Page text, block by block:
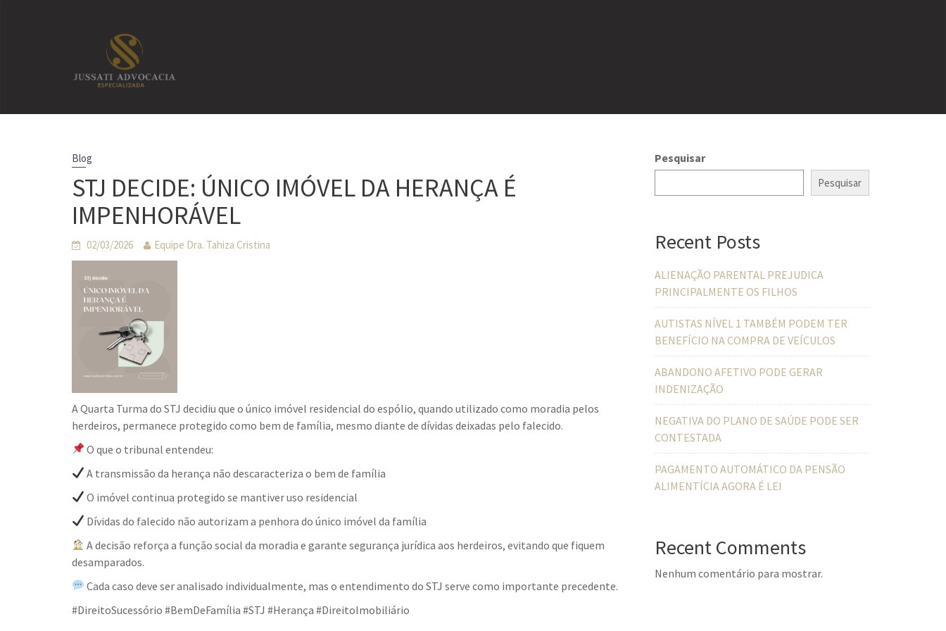
Blog
STJ DECIDE: ÚNICO IMÓVEL DA HERANÇA É
IMPENHORÁVEL
02/03/2026 Equipe Dra. Tahiza Cristina
A Quarta Turma do STJ decidiu que o único imóvel residencial do espólio, quando utilizado como moradia pelos
herdeiros, permanece protegido como bem de família, mesmo diante de dívidas deixadas pelo falecido.
O que o tribunal entendeu:
A transmissão da herança não descaracteriza o bem de família
O imóvel continua protegido se mantiver uso residencial
Dívidas do falecido não autorizam a penhora do único imóvel da família
A decisão reforça a função social da moradia e garante segurança jurídica aos herdeiros, evitando que fiquem
desamparados.
Cada caso deve ser analisado individualmente, mas o entendimento do STJ serve como importante precedente.
#DireitoSucessório #BemDeFamília #STJ #Herança #DireitoImobiliário
Pesquisar
Pesquisar
Recent Posts
ALIENAÇÃO PARENTAL PREJUDICA
PRINCIPALMENTE OS FILHOS
AUTISTAS NÍVEL 1 TAMBÉM PODEM TER
BENEFÍCIO NA COMPRA DE VEÍCULOS
ABANDONO AFETIVO PODE GERAR
INDENIZAÇÃO
NEGATIVA DO PLANO DE SAÚDE PODE SER
CONTESTADA
PAGAMENTO AUTOMÁTICO DA PENSÃO
ALIMENTÍCIA AGORA É LEI
Recent Comments
Nenhum comentário para mostrar.